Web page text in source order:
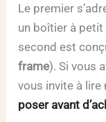
Le premier
un boîtier à
second est
frame). Si vous
vous invite à lire
poser avant